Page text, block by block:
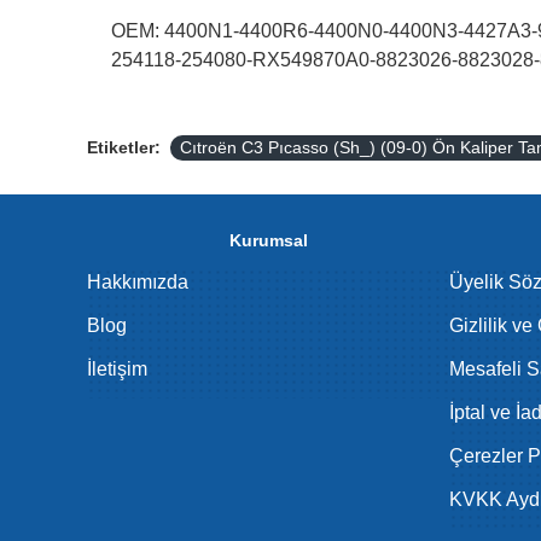
OEM: 4400N1-4400R6-4400N0-4400N3-
254118-254080-RX549870A0-8823026-
Etiketler: Cıtroën C3 Pıcasso (Sh_) (09-0) Ön Kaliper
Kurumsal
Hakkımızda
Blog
İletişim
Üyelik
Gizlilik ve
Mesafeli
İptal ve
Çerezler
KVKK